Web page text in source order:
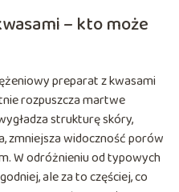
– kto może
preparat z kwasami
rozpuszcza martwe
strukturę skóry,
zmniejsza widoczność porów
W odróżnieniu od typowych
ale za to częściej, co